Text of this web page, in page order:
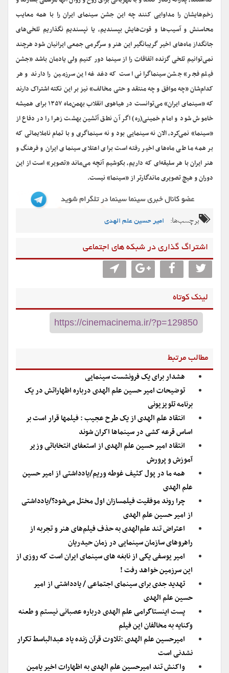
زخم‌هایشان را مداوایی کنند چه این جشن سینمای ایران را با همه معایب
محاسنش و آسیب‌ها و قوت‌هایش بپسندیم، یا نپسندیم نگذاریم تلخی‌های
جانگداز ماه‌های اخیر گریبانگیر این هنر و سرگرمی جمعی ایرانیان شود هرچند
نمی‌توانیم تلخی گزنده اتفاقات را از سینما دور کنیم ولی یادمان باشد «جشن
فیلم فجر» جشن سینماگرانی است که دغدغه این سرزمین را دارند و هر
کدام‌شان «چه موافق و چه منتقد و حتی مخالف» نیز بر این نکته اشتراک دارند
که «سینمای ایران» می‌توانست در هیاهوی انقلاب بهمن‌ماه ۱۳۵۷ برای همیشه
خاموش شود و امام خمینی(ره) اگر آن نطق آتشین بهشت زهرا را در دفاع از
«سینما» نمی‌کرد، الان نه سینمایی بود و نه سینماگری و با تمام ناملایماتی که
بر همه ما طی ماه‌های اخیر رفته است برای اعتلای سینمای ایران و فرهنگ و
هنر ایران با هر سلیقه‌ای که داریم، بکوشیم آنچه می‌ماند «تصویر» است از این
دوران و هیچ تصویری ماندگارتر از «سینما» نیست.
برچسب‌ها: امیر حسین علم الهدی
اشتراگ گذاری در شبکه های اجتماعی
لینک کوتاه
مطالب مرتبط
هشدار برای یک فرونشست سینمایی
توضیحات امیر حسین علم الهدی درباره اظهاراتش در یک
برنامه تلویزیونی
انتقاد علم الهدی از یک طرح عجیب : فیلمها قرار است بر
اساس قرعه کشی در سینماها اکران شوند
انتقاد امیر حسین علم الهدی از استعفای انتخاباتی وزیر
آموزش و پرورش
همه ما در پول کثیف غوطه وریم/یادداشتی از امیر حسین
علم الهدی
چرا روند موفقیت فیلمسازان اول مختل می‌شود؟/یادداشتی
از امیر حسین علم الهدی
اعتراض تند علم‌الهدی به حذف فیلم‌های هنر و تجربه از
راهروهای سازمان سینمایی در زمان حیدریان
امیر یوسفی یکی از نابغه های سینمای ایران است که روزی از
این سرزمین خواهد رفت !
تهدید جدی برای سینمای اجتماعی / یادداشتی از امیر
حسین علم الهدی
پست اینستاگرامی علم الهدی درباره عصبانی نیستم و طعنه
وکنایه به مخالفان این فیلم
امیرحسین علم الهدی :تلاوت قرآن زنده یاد عبدالباسط تکرار
نشدنی است
واکنش تند امیرحسین علم الهدی به اظهارات اخیر یامین